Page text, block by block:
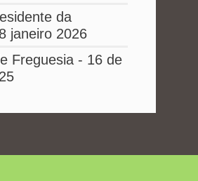
da
janeiro 2026
Freguesia - 16 de